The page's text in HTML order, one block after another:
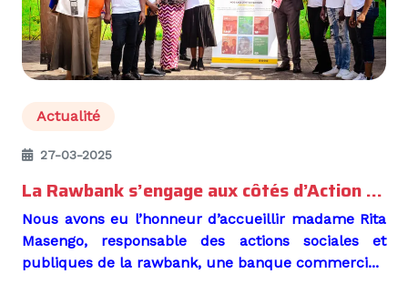
Actualité
27-03-2025
La Rawbank s’engage aux côtés d’Action Damien pour un projet à haute portée sociale.
Nous avons eu l’honneur d’accueillir madame Rita
Masengo, responsable des actions sociales et
publiques de la rawbank, une banque commerci...